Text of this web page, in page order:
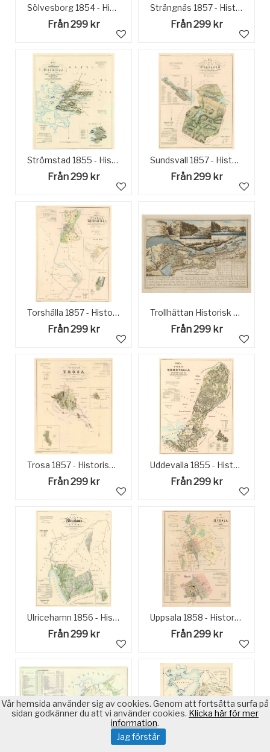
Sölvesborg 1854 - Historisk Karta
Från 299 kr
Strängnäs 1857 - Historisk karta
Från 299 kr
Strömstad 1855 - Historisk Karta
Från 299 kr
Sundsvall 1857 - Historisk karta
Från 299 kr
Torshälla 1857 - Historisk karta
Från 299 kr
Trollhättan Historisk Karta
Från 299 kr
Trosa 1857 - Historisk karta
Från 299 kr
Uddevalla 1855 - Historisk Karta
Från 299 kr
Ulricehamn 1856 - Historisk karta
Från 299 kr
Uppsala 1858 - Historisk karta
Från 299 kr
Vår hemsida använder sig av cookies. Genom att fortsätta surfa på
sidan godkänner du att vi använder cookies. Klicka här för mer
information.
Jag förstår